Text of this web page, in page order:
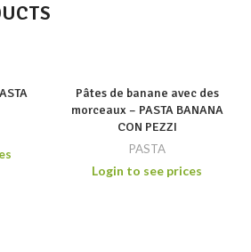
Pâtes de banane avec des
morceaux – PASTA BANANA
CON PEZZI
PASTA
Login to see prices